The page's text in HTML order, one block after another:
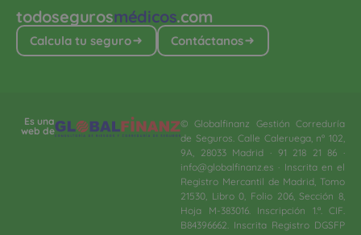
todosegurosmédicos.com
Calcula tu seguro Contáctanos
Es una
web de
© Globalfinanz Gestión Correduría
de Seguros. Calle Caleruega, nº 102,
9A, 28033 Madrid · 91 218 21 86 ·
info@globalfinanz.es · Inscrita en el
Registro Mercantil de Madrid, Tomo
21530, Libro 0, Folio 206, Sección 8,
Hoja M-383016. Inscripción 1.ª. CIF.
B84396662. Inscrita Registro DGSFP